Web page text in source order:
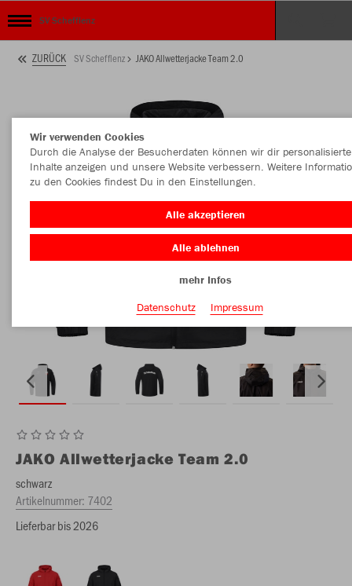
SV Schefflenz
ZURÜCK SV Schefflenz JAKO Allwetterjacke Team 2.0
JAKO Allwetterjacke Team 2.0
schwarz
Artikelnummer: 7402
Lieferbar bis 2026
Wir verwenden Cookies
Durch die Analyse der Besucherdaten können wir dir personalisierte
Inhalte anzeigen und unsere Website verbessern. Weitere
zu den Cookies findest Du in den Einstellungen.
Alle akzeptieren
Alle ablehnen
mehr Infos
Datenschutz
Impressum